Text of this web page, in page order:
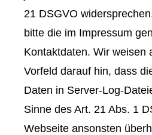
21 DSGVO
bitte die im Impressum
Kontaktdaten. Wir weisen
Vorfeld darauf hin, dass
Daten in Server-Log-
Sinne des Art. 21 Abs. 1
Webseite ansonsten